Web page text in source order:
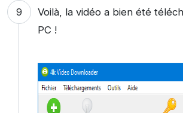
Voilà, la vidéo a bien été
PC !